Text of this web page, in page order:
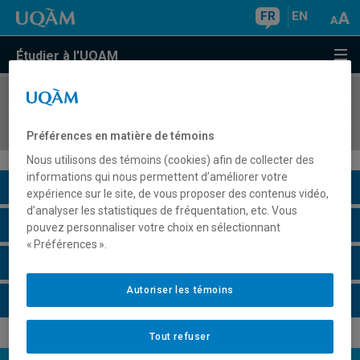
FR EN
Étudier à l'UQAM
COURS//
Description du cours
Horaire - Été 2026
Préférences en matière de témoins
Nous utilisons des témoins (cookies) afin de collecter des
informations qui nous permettent d’améliorer votre
expérience sur le site, de vous proposer des contenus vidéo,
d’analyser les statistiques de fréquentation, etc. Vous
pouvez personnaliser votre choix en sélectionnant
« Préférences ».
Tout refuser
Autoriser les témoins